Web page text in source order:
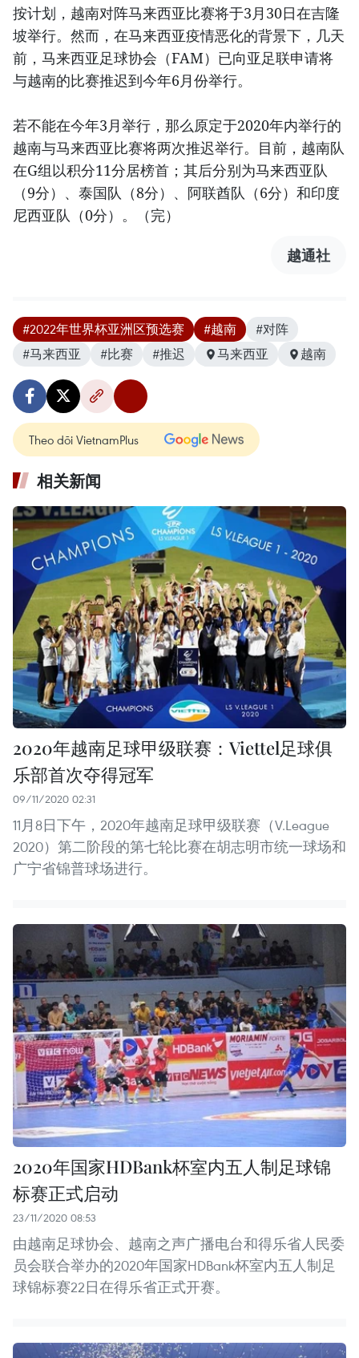
按计划，越南对阵马来西亚比赛将于3月30日在吉隆
坡举行。然而，在马来西亚疫情恶化的背景下，几天
前，马来西亚足球协会（FAM）已向亚足联申请将
与越南的比赛推迟到今年6月份举行。
若不能在今年3月举行，那么原定于2020年内举行的
越南与马来西亚比赛将两次推迟举行。目前，越南队
在G组以积分11分居榜首；其后分别为马来西亚队
（9分）、泰国队（8分）、阿联酋队（6分）和印度
尼西亚队（0分）。（完）
越通社
#2022年世界杯亚洲区预选赛 #越南
#对阵
#马来西亚
#比赛 #推迟 马来西亚 越南
Theo dõi VietnamPlus
相关新闻
2020年越南足球甲级联赛：Viettel足球俱
乐部首次夺得冠军
09/11/2020 02:31
11月8日下午，2020年越南足球甲级联赛（V.League
2020）第二阶段的第七轮比赛在胡志明市统一球场和
广宁省锦普球场进行。
2020年国家HDBank杯室内五人制足球锦
标赛正式启动
23/11/2020 08:53
由越南足球协会、越南之声广播电台和得乐省人民委
员会联合举办的2020年国家HDBank杯室内五人制足
球锦标赛22日在得乐省正式开赛。